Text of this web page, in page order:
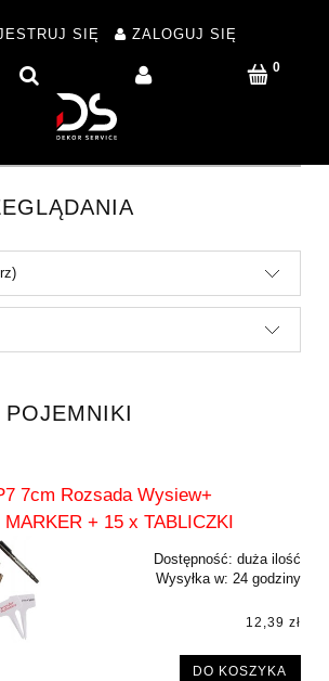
SIĘ ZALOGUJ SIĘ
7cm Rozsada Wysiew+
MARKER + 15 x TABLICZKI
Dostępność: duża ilość
Wysyłka w: 24 godziny
12,39 zł
DO KOSZYKA